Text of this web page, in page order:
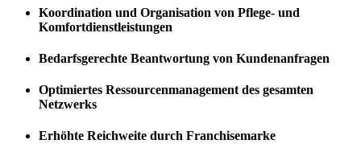
Koordination und Organisation von Pflege- und
Komfortdienstleistungen
Bedarfsgerechte Beantwortung von Kundenanfragen
Optimiertes Ressourcenmanagement des gesamten
Netzwerks
Erhöhte Reichweite durch Franchisemarke